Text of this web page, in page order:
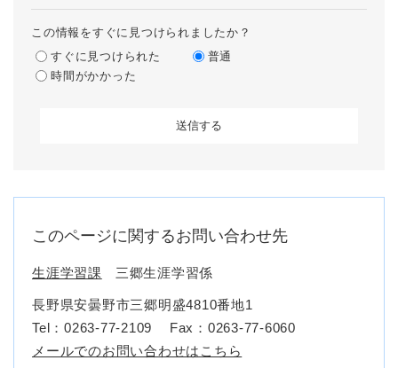
この情報をすぐに見つけられましたか？
すぐに見つけられた
普通
時間がかかった
このページに関するお問い合わせ先
生涯学習課 三郷生涯学習係
長野県安曇野市三郷明盛4810番地1
Tel：0263-77-2109
Fax：0263-77-6060
メールでのお問い合わせはこちら